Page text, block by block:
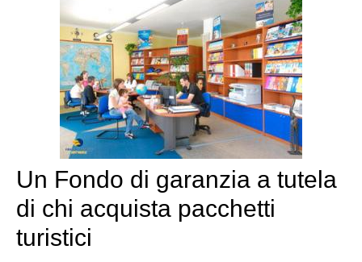
Un Fondo di garanzia a tutela
di chi acquista pacchetti
turistici